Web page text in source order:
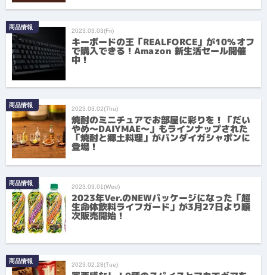
商品情報 2023.03.03(Fri)
キーボードの王「REALFORCE」が10%オフ
で購入できる！Amazon 新生活セール開催
中！
商品情報 2023.03.02(Thu)
焼酎のミニチュアでお部屋に彩りを！「だい
やめ～DAIYMAE～」もラインナップされた
「焼酎と郷土料理」がバンダイガシャポンに
登場！
商品情報 2023.03.01(Wed)
2023年Ver.のNEWパッケージになった「超
生命体飲料ライフガード」が3月27日より順
次販売開始！
商品情報 2023.02.28(Tue)